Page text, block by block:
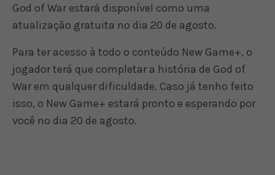
God of War estará disponível como uma
atualização gratuita no dia 20 de agosto.
Para ter acesso à todo o conteúdo New Game+, o
jogador terá que completar a história de God of
War em qualquer dificuldade. Caso já tenho feito
isso, o New Game+ estará pronto e esperando por
você no dia 20 de agosto.